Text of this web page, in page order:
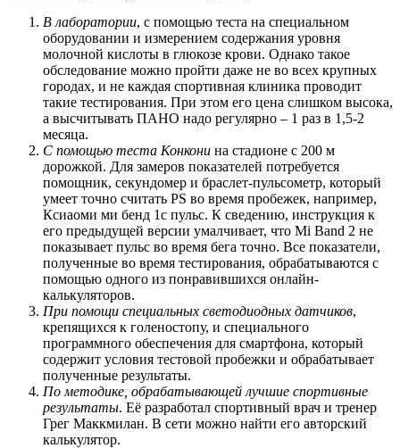
В лаборатории, с помощью теста на специальном
оборудовании и измерением содержания уровня
молочной кислоты в глюкозе крови. Однако такое
обследование можно пройти даже не во всех крупных
городах, и не каждая спортивная клиника проводит
такие тестирования. При этом его цена слишком высока,
а высчитывать ПАНО надо регулярно – 1 раз в 1,5-2
месяца.
С помощью теста Конкони на стадионе с 200 м
дорожкой. Для замеров показателей потребуется
помощник, секундомер и браслет-пульсометр, который
умеет точно считать PS во время пробежек, например,
Ксиаоми ми бенд 1с пульс. К сведению, инструкция к
его предыдущей версии умалчивает, что Mi Band 2 не
показывает пульс во время бега точно. Все показатели,
полученные во время тестирования, обрабатываются с
помощью одного из понравившихся онлайн-
калькуляторов.
При помощи специальных светодиодных датчиков,
крепящихся к голеностопу, и специального
программного обеспечения для смартфона, который
содержит условия тестовой пробежки и обрабатывает
полученные результаты.
По методике, обрабатывающей лучшие спортивные
результаты. Её разработал спортивный врач и тренер
Грег Маккмилан. В сети можно найти его авторский
калькулятор.